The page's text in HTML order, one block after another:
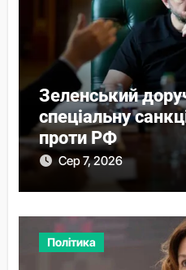
Зеленський
спеціальну
проти РФ
Сер 7, 2026
Політика